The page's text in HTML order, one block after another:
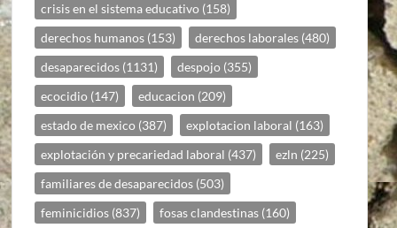
crisis en el sistema educativo (158)
derechos humanos (153) derechos laborales (480)
desaparecidos (1131) despojo (355)
ecocidio (147) educacion (209)
estado de mexico (387) explotacion laboral (163)
explotación y precariedad laboral (437) ezln (225)
familiares de desaparecidos (503)
feminicidios (837) fosas clandestinas (160)